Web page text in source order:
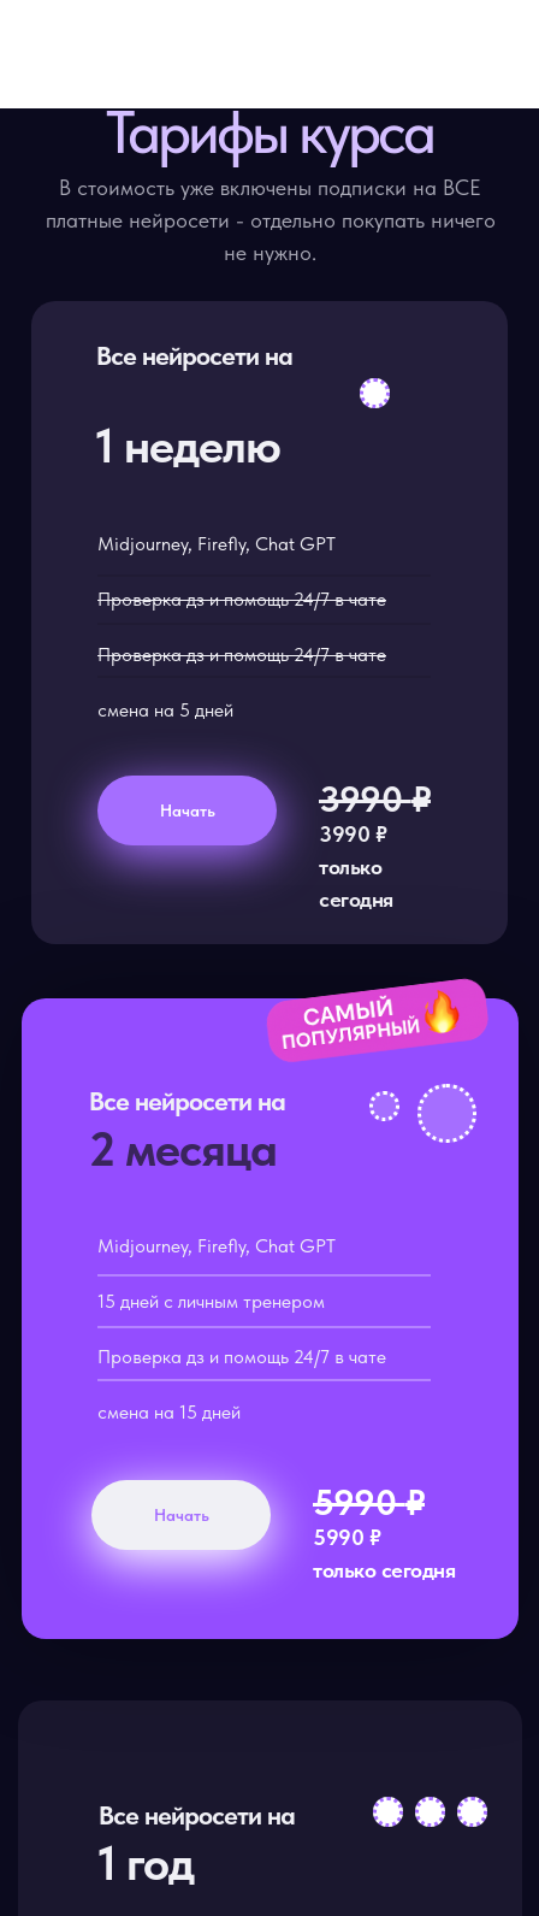
Тарифы курса
В стоимость уже включены подписки на ВСЕ
платные нейросети - отдельно покупать ничего
не нужно.
1 неделю
Все нейросети на
Midjourney, Firefly, Chat GPT
Проверка дз и помощь 24/7 в чате
Проверка дз и помощь 24/7 в чате
смена на 5 дней
Начать 3990₽
3990 ₽
только
сегодня
Все нейросети на
1 год
2 месяца
Все нейросети на
Midjourney, Firefly, Chat GPT
15 дней с личным тренером
Проверка дз и помощь 24/7 в чате
смена на 15 дней
Начать 5990₽
5990 ₽
только сегодня